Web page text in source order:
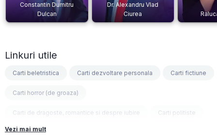
Constantin Dumitru
Dulcan
Dr. Alexandru Vlad
Ciurea
Linkuri utile
Carti beletristica Carti dezvoltare personala Carti fictiune
Carti horror (de groaza)
Carti de dragoste, romantice si despre iubire Carti politiste
Carti fantasy
Vezi mai mult